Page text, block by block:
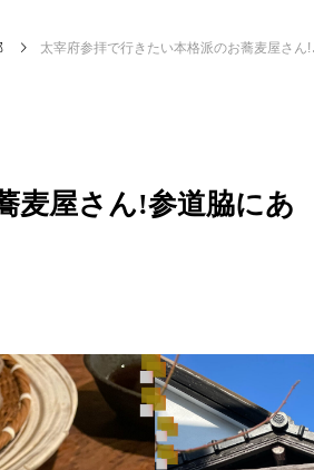
太宰府参拝で行きたい本格派のお蕎麦屋さん!参道脇にあるあの人気店
麦屋さん!参道脇にあ